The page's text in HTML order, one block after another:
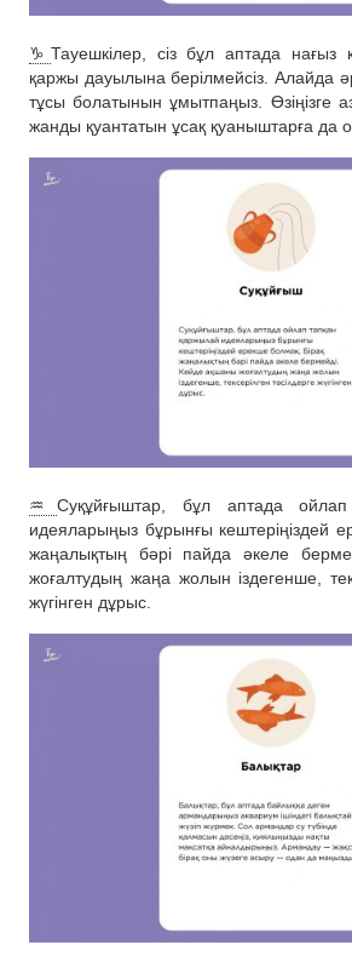
♑️ Тауешкілер, сіз бұл аптада
қаржы дауылына берілмейсіз. Алайда
тұсы болатынын ұмытпаңыз. Өзіңізге
жанды қуантатын ұсақ қуаныштарға да
♒️ Суқұйғыштар, бұл аптада
идеяларыңыз бұрынғы кештеріңіздей
жаңалықтың бәрі пайда әкеле
жоғалтудың жаңа жолын іздегенше,
жүгінген дұрыс.